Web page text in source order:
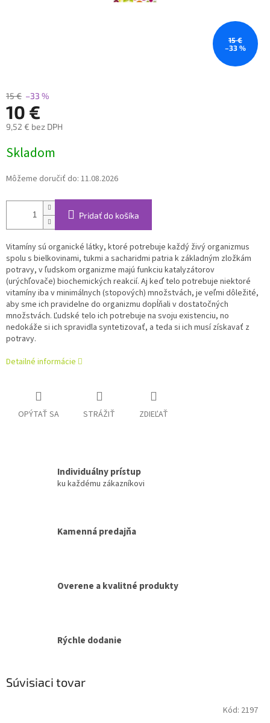
15 €
–33 %
15 € –33 %
10 €
9,52 € bez DPH
cena:
Skladom
Môžeme doručiť do: 11.08.2026
Pridať do košíka
Vitamíny sú organické látky, ktoré potrebuje každý živý organizmus
spolu s bielkovinami, tukmi a sacharidmi patria k základným zložkám
potravy, v ľudskom organizme majú funkciu katalyzátorov
(urýchľovače) biochemických reakcií. Aj keď telo potrebuje niektoré
vitamíny iba v minimálnych (stopových) množstvách, je veľmi dôležité,
aby sme ich pravidelne do organizmu dopĺňali v dostatočných
množstvách. Ľudské telo ich potrebuje na svoju existenciu, no
nedokáže si ich spravidla syntetizovať, a teda si ich musí získavať z
potravy.
Detailné informácie
OPÝTAŤ SA STRÁŽIŤ ZDIEĽAŤ
Individuálny prístup
ku každému zákazníkovi
Kamenná predajňa
Overene a kvalitné produkty
Rýchle dodanie
Súvisiaci tovar
Kód: 2197